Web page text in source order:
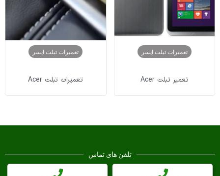
تعمیرات تبلت ایسر
تعمیر تبلت Acer
تعمیرات تبلت ایسر
تعمیرات تبلت Acer
تلفن های تماس